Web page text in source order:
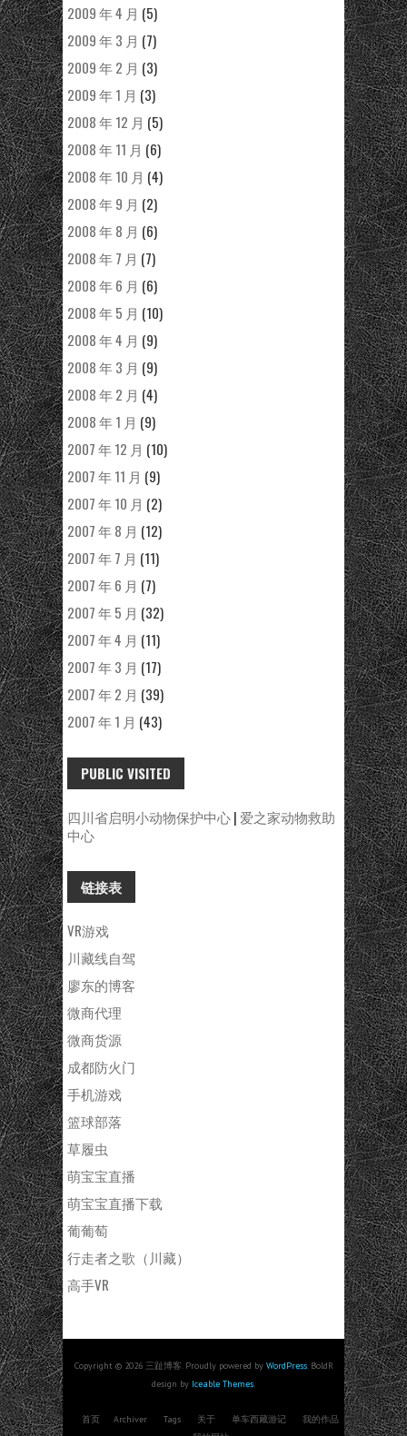
2009 年 4 月 (5)
2009 年 3 月 (7)
2009 年 2 月 (3)
2009 年 1 月 (3)
2008 年 12 月 (5)
2008 年 11 月 (6)
2008 年 10 月 (4)
2008 年 9 月 (2)
2008 年 8 月 (6)
2008 年 7 月 (7)
2008 年 6 月 (6)
2008 年 5 月 (10)
2008 年 4 月 (9)
2008 年 3 月 (9)
2008 年 2 月 (4)
2008 年 1 月 (9)
2007 年 12 月 (10)
2007 年 11 月 (9)
2007 年 10 月 (2)
2007 年 8 月 (12)
2007 年 7 月 (11)
2007 年 6 月 (7)
2007 年 5 月 (32)
2007 年 4 月 (11)
2007 年 3 月 (17)
2007 年 2 月 (39)
2007 年 1 月 (43)
PUBLIC VISITED
四川省启明小动物保护中心| 爱之家动物救助
中心
链接表
VR游戏
川藏线自驾
廖东的博客
微商代理
微商货源
成都防火门
手机游戏
篮球部落
草履虫
萌宝宝直播
萌宝宝直播下载
葡葡萄
行走者之歌（川藏）
高手VR
Copyright © 2026 三趾博客. Proudly powered by WordPress. BoldR
design by Iceable Themes.
首页 Archiver Tags 关于 单车西藏游记
我的作品